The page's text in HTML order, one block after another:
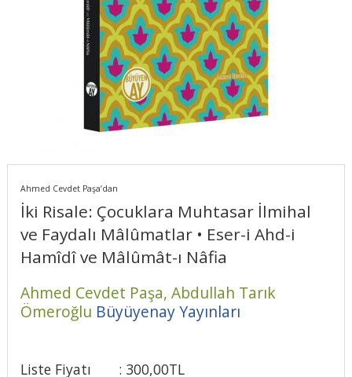
Ahmed Cevdet Paşa’dan
İki Risale: Çocuklara Muhtasar İlmihal
ve Faydalı Mâlûmatlar • Eser-i Ahd-i
Hamîdî ve Mâlûmât-ı Nâfia
Ahmed Cevdet Paşa, Abdullah Tarık
Ömeroğlu Büyüyenay Yayınları
Liste Fiyatı : 300,00TL